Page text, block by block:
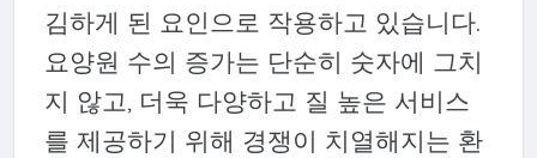
김하게 된 요인으로 작용하고 있습니다.
요양원 수의 증가는 단순히 숫자에 그치
지 않고, 더욱 다양하고 질 높은 서비스
를 제공하기 위해 경쟁이 치열해지는 환